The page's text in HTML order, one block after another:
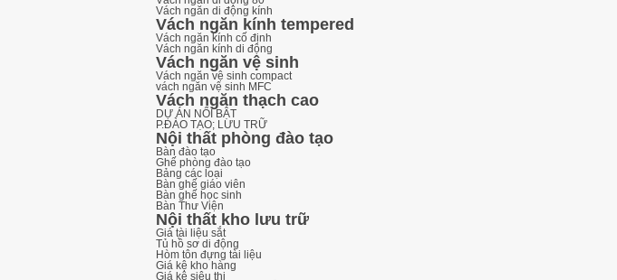
Vách ngăn di động kính
Vách ngăn kính tempered
Vách ngăn kính cố định
Vách ngăn kính di động
Vách ngăn vệ sinh
Vách ngăn vệ sinh compact
vách ngăn vệ sinh MFC
Vách ngăn thạch cao
DỰ ÁN NỔI BẬT
P.ĐÀO TẠO; LƯU TRỮ
Nội thất phòng đào tạo
Bàn đào tạo
Ghế phòng đào tạo
Bảng các loại
Bàn ghế giáo viên
Bàn ghế học sinh
Bàn Thư Viện
Nội thất kho lưu trữ
Giá tài liệu sắt
Tủ hồ sơ di động
Hòm tôn đựng tài liệu
Giá kệ kho hàng
Giá kệ siêu thị